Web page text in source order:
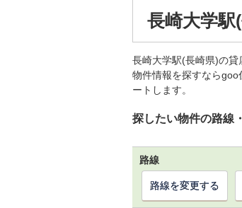
長崎大学駅
長崎大学駅(長崎県)の
物件情報を探すなら
ートします。
探したい物件の路線
路線
路線を変更する